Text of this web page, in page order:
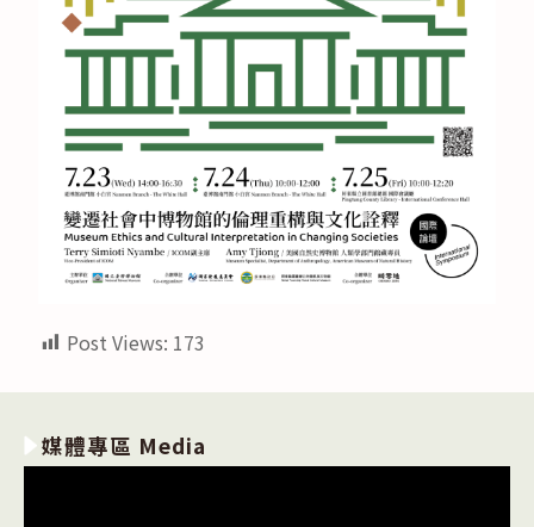
Post Views: 173
媒體專區 Media